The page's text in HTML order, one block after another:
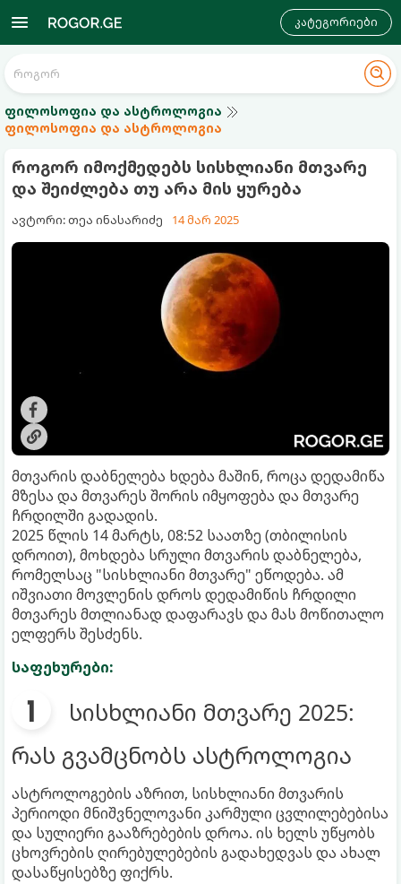
კატეგორიები
ფილოსოფია და ასტროლოგია
ფილოსოფია და ასტროლოგია
როგორ იმოქმედებს სისხლიანი მთვარე
და შეიძლება თუ არა მის ყურება
ავტორი: თეა ინასარიძე 14 მარ 2025
მთვარის დაბნელება ხდება მაშინ, როცა დედამიწა
მზესა და მთვარეს შორის იმყოფება და მთვარე
ჩრდილში გადადის.
2025 წლის 14 მარტს, 08:52 საათზე (თბილისის
დროით), მოხდება სრული მთვარის დაბნელება,
რომელსაც "სისხლიანი მთვარე" ეწოდება. ამ
იშვიათი მოვლენის დროს დედამიწის ჩრდილი
მთვარეს მთლიანად დაფარავს და მას მოწითალო
ელფერს შესძენს.
საფეხურები:
სისხლიანი მთვარე 2025:
რას გვამცნობს ასტროლოგია
ასტროლოგების აზრით, სისხლიანი მთვარის
პერიოდი მნიშვნელოვანი კარმული ცვლილებებისა
და სულიერი გააზრებების დროა. ის ხელს უწყობს
ცხოვრების ღირებულებების გადახედვას და ახალ
დასაწყისებზე ფიქრს.